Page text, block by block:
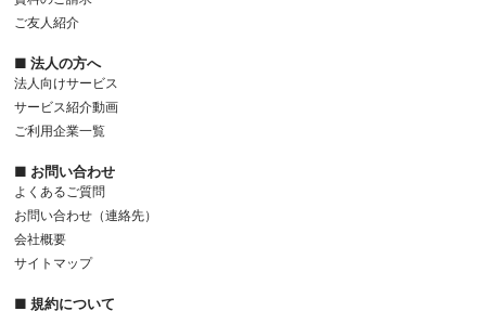
ご友人紹介
■ 法人の方へ
法人向けサービス
サービス紹介動画
ご利用企業一覧
■ お問い合わせ
よくあるご質問
お問い合わせ（連絡先）
会社概要
サイトマップ
■ 規約について